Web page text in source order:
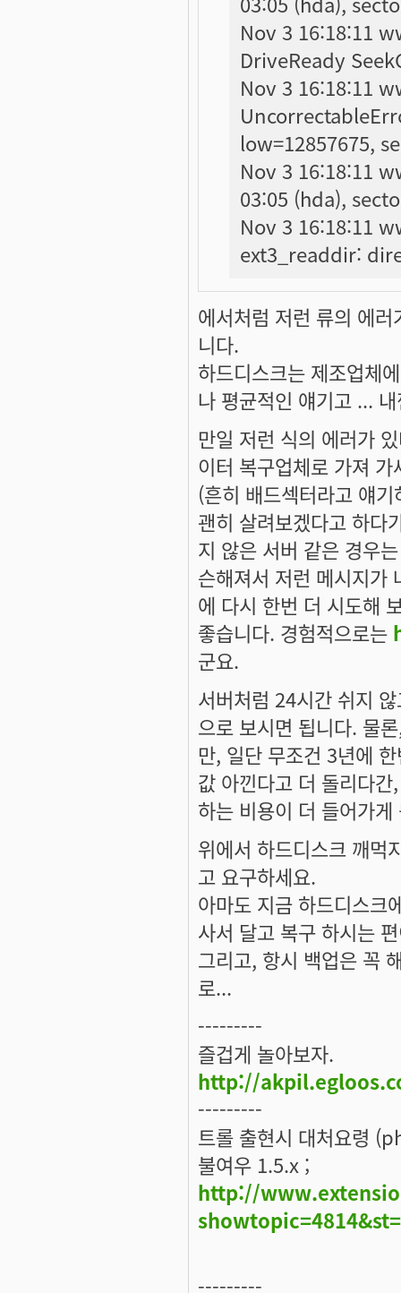
Nov 3 16:18:11
DriveReady
Nov 3 16:18:11
low=12857675,
Nov 3 16:18:11
03:05 (hda),
Nov 3 16:18:11
ext3_readdir:
에서처럼 저런 류의 에
니다.
하드디스크는 제조업체
나 평균적인 얘기고 ...
만일 저런 식의 에러가
이터 복구업체로 가져
(흔히 배드섹터라고 얘
괜히 살려보겠다고 하다
지 않은 서버 같은 경우
슨해져서 저런 메시지가
에 다시 한번 더 시도해
좋습니다. 경험적으로는
군요.
서버처럼 24시간 쉬지
으로 보시면 됩니다. 물
만, 일단 무조건 3년에
값 아낀다고 더 돌리다
하는 비용이 더 들어가게
위에서 하드디스크 깨먹
고 요구하세요.
아마도 지금 하드디스크
사서 달고 복구 하시는
그리고, 항시 백업은 꼭
로...
---------
즐겁게 놀아보자.
http://
---------
트롤 출현시 대처요령
불여우 1.5.x ;
http://
---------